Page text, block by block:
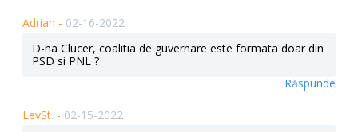
Adrian - 02-16-2022
D-na Clucer, coalitia de guvernare este formata doar din
PSD si PNL ?
Răspunde
LevSt. - 02-15-2022